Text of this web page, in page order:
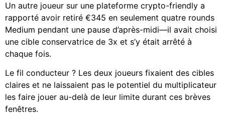
Un autre joueur sur une plateforme crypto-friendly a
rapporté avoir retiré €345 en seulement quatre rounds
Medium pendant une pause d’après-midi—il avait choisi
une cible conservatrice de 3x et s’y était arrêté à
chaque fois.
Le fil conducteur ? Les deux joueurs fixaient des cibles
claires et ne laissaient pas le potentiel du multiplicateur
les faire jouer au-delà de leur limite durant ces brèves
fenêtres.